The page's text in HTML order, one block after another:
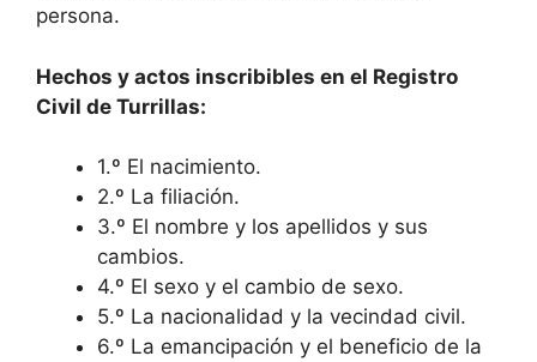
persona.
Hechos y actos inscribibles en el Registro
Civil de Turrillas:
1.º El nacimiento.
2.º La filiación.
3.º El nombre y los apellidos y sus
cambios.
4.º El sexo y el cambio de sexo.
5.º La nacionalidad y la vecindad civil.
6.º La emancipación y el beneficio de la